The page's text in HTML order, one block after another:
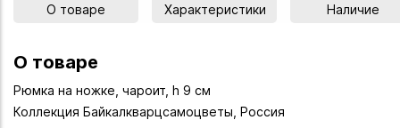
О товаре Характеристики Наличие
О товаре
Рюмка на ножке, чароит, h 9 см
Коллекция Байкалкварцсамоцветы, Россия